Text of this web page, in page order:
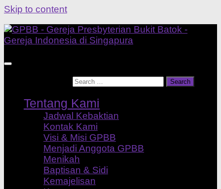
Skip to content
Tentang Kami
Jadwal Kebaktian
Kontak Kami
Visi & Misi GPBB
Menjadi Anggota GPBB
Menikah
Baptisan & Sidi
Kemajelisan